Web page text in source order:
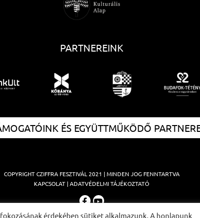
PARTNEREINK
ÉS EGYÜTTMŰKÖDŐ
COPYRIGHTCZIFFRA FESZTIVÁL 2021 | MINDEN JOG FENNTARTVA
KAPCSOLAT |ADATVÉDELMI TÁJÉKOZTATÓ
érdekében sütiket alkalmazunk. A honlapunk